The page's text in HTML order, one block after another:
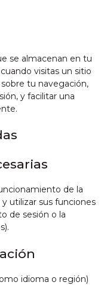
se almacenan en tu
visitas un sitio
tu navegación,
y facilitar una
de la
utilizar sus funciones
de sesión o la
idioma o región)